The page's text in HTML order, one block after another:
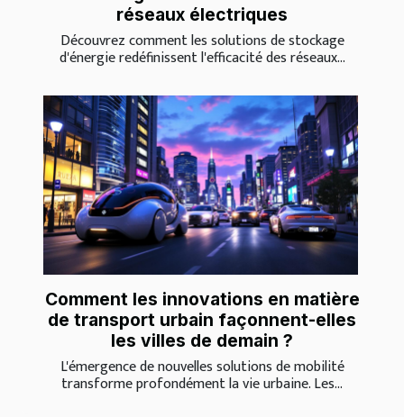
réseaux électriques
Découvrez comment les solutions de stockage
d'énergie redéfinissent l'efficacité des réseaux...
Comment les innovations en matière
de transport urbain façonnent-elles
les villes de demain ?
L'émergence de nouvelles solutions de mobilité
transforme profondément la vie urbaine. Les...